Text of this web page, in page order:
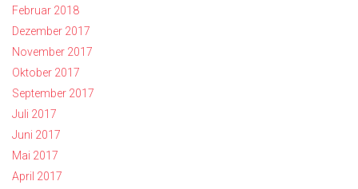
Februar 2018
Dezember 2017
November 2017
Oktober 2017
September 2017
Juli 2017
Juni 2017
Mai 2017
April 2017